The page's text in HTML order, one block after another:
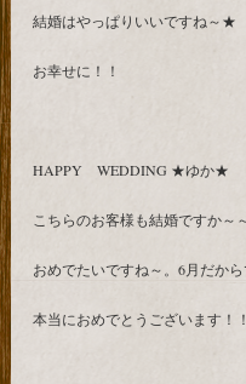
結婚はやっぱりいいですね～★
お幸せに！！
HAPPY WEDDING ★ゆか★
こちらのお客様も結婚ですか～～
おめでたいですね～。6月だから
本当におめでとうございます！！